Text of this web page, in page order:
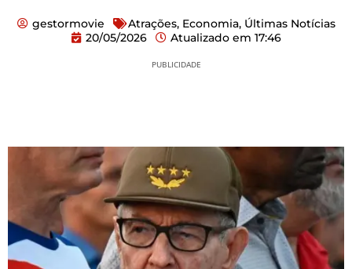
gestormovie Atrações, Economia, Últimas Notícias
20/05/2026
Atualizado em 17:46
PUBLICIDADE